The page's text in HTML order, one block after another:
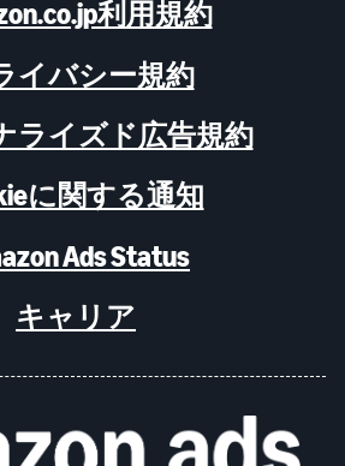
利用規約
イバシー規約
ライズド広告規約
に関する通知
Ads Status
キャリア